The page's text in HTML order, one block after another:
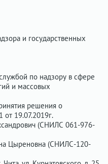
и государственных
по надзору в сфере
и массовых
решения о
19.07.2019г.
(СНИЛС 061-976-
Цыреновна (СНИЛС-120-